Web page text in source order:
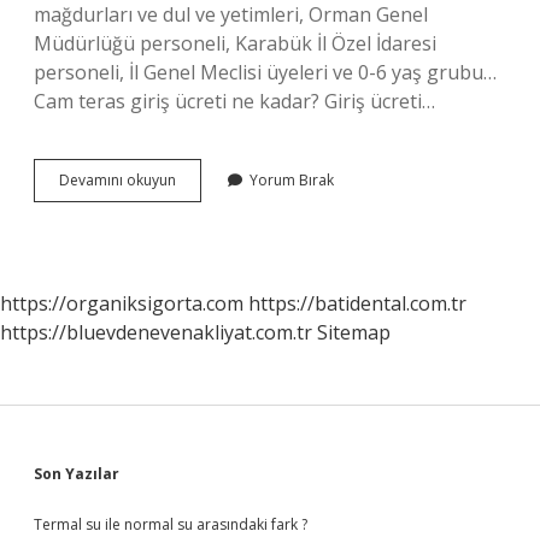
mağdurları ve dul ve yetimleri, Orman Genel
Müdürlüğü personeli, Karabük İl Özel İdaresi
personeli, İl Genel Meclisi üyeleri ve 0-6 yaş grubu…
Cam teras giriş ücreti ne kadar? Giriş ücreti…
Devamını okuyun Karabük
Cam
Yorum Bırak
https://organiksigorta.com https://batidental.com.tr
https://bluevdenevenakliyat.com.trSitemap
Sidebar
Son Yazılar
Termal su ile normal su arasındaki fark ?